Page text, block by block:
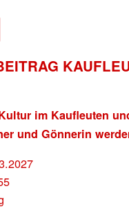
im Kaufleuten
und Gönnerin